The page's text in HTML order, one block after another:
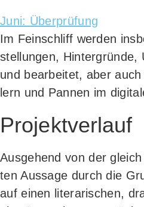
Juni: Über­prü­fung
Im Fein­schliff wer­den
stel­lun­gen, Hin­ter­grün­de,
und bear­bei­tet, aber
lern und Pan­nen im
Projektverlauf
Aus­ge­hend von der
ten Aus­sa­ge durch die
auf einen lite­ra­ri­schen,